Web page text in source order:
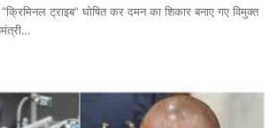
ट्राइब” घोषित कर दमन का शिकार बनाए गए विमुक्त